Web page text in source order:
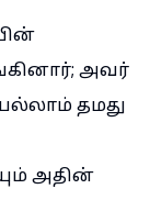
அவர்
தமது
அதின்